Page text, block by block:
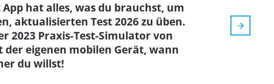
App hat alles, was du brauchst, um
aktualisierten Test 2026 zu üben.
2023 Praxis-Test-Simulator von
eigenen mobilen Gerät, wann
du willst!